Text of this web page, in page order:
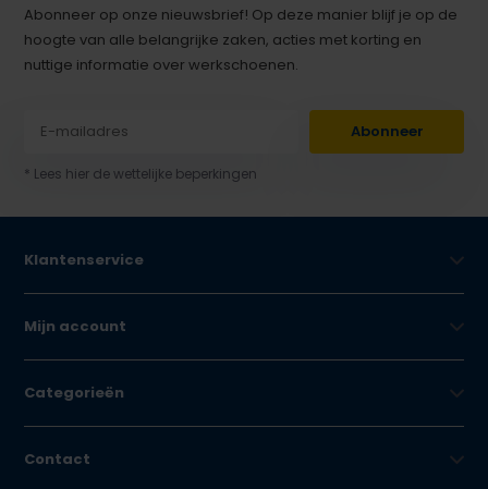
Abonneer op onze nieuwsbrief! Op deze manier blijf je op de
hoogte van alle belangrijke zaken, acties met korting en
nuttige informatie over werkschoenen.
Abonneer
* Lees hier de wettelijke beperkingen
Klantenservice
Mijn account
Categorieën
Contact